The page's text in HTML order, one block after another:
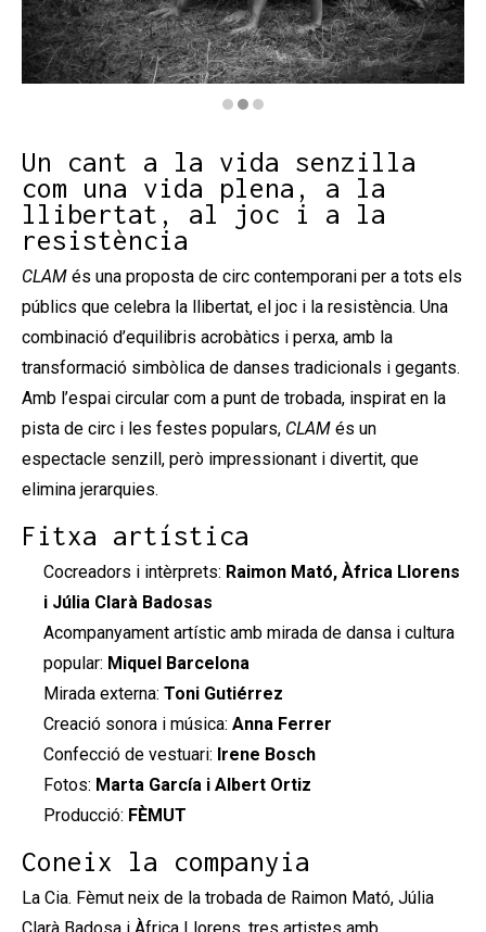
Un cant a la vida senzilla
com una vida plena, a la
llibertat, al joc i a la
resistència
CLAM és una proposta de circ contemporani per a tots els
públics que celebra la llibertat, el joc i la resistència. Una
combinació d’equilibris acrobàtics i perxa, amb la
transformació simbòlica de danses tradicionals i gegants.
Amb l’espai circular com a punt de trobada, inspirat en la
pista de circ i les festes populars, CLAM és un
espectacle senzill, però impressionant i divertit, que
elimina jerarquies.
Fitxa artística
Cocreadors i intèrprets: Raimon Mató, Àfrica Llorens
i Júlia Clarà Badosas
Acompanyament artístic amb mirada de dansa i cultura
popular: Miquel Barcelona
Mirada externa: Toni Gutiérrez
Creació sonora i música: Anna Ferrer
Confecció de vestuari: Irene Bosch
Fotos: Marta García i Albert Ortiz
Producció: FÈMUT
Coneix la companyia
La Cia. Fèmut neix de la trobada de Raimon Mató, Júlia
Clarà Badosa i Àfrica Llorens, tres artistes amb